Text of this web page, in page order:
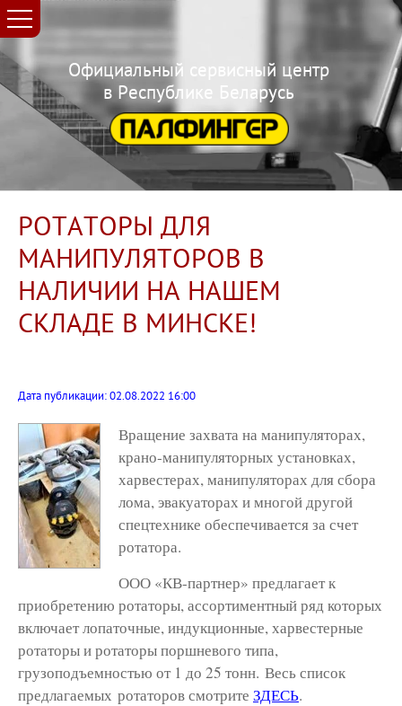
Официальный сервисный центр
в Республике Беларусь
РОТАТОРЫ ДЛЯ
МАНИПУЛЯТОРОВ В
НАЛИЧИИ НА НАШЕМ
СКЛАДЕ В МИНСКЕ!
Дата публикации: 02.08.2022 16:00
Вращение захвата на манипуляторах,
крано-манипуляторных установках,
харвестерах, манипуляторах для сбора
лома, эвакуаторах и многой другой
спецтехнике обеспечивается за счет
ротатора.
ООО «КВ-партнер» предлагает к
приобретению ротаторы, ассортиментный ряд которых
включает лопаточные, индукционные, харвестерные
ротаторы и ротаторы поршневого типа,
грузоподъемностью от 1 до 25 тонн. Весь список
предлагаемых ротаторов смотрите ЗДЕСЬ.